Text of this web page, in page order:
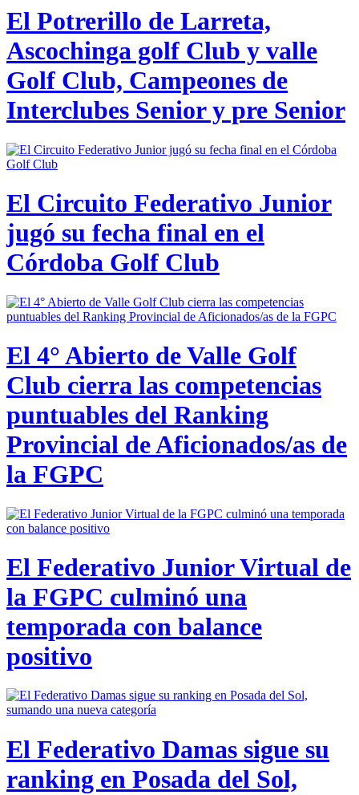
El Potrerillo de Larreta,
Ascochinga golf Club y valle
Golf Club, Campeones de
Interclubes Senior y pre Senior
El Circuito Federativo Junior
jugó su fecha final en el
Córdoba Golf Club
El 4° Abierto de Valle Golf
Club cierra las competencias
puntuables del Ranking
Provincial de Aficionados/as de
la FGPC
El Federativo Junior Virtual de
la FGPC culminó una
temporada con balance
positivo
El Federativo Damas sigue su
ranking en Posada del Sol,